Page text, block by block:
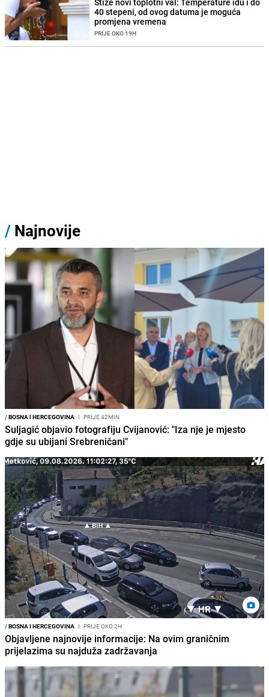
40 stepeni, od ovog datuma je moguća
promjena vremena
PRIJE OKO 19H
/ Najnovije
/BOSNA I HERCEGOVINA I PRIJE 42MIN
Suljagić objavio fotografiju Cvijanović: "Iza nje je mjesto
gdje su ubijani Srebreničani"
/BOSNA I HERCEGOVINA I PRIJE OKO 2H
Objavljene najnovije informacije: Na ovim graničnim
prijelazima su najduža zadržavanja